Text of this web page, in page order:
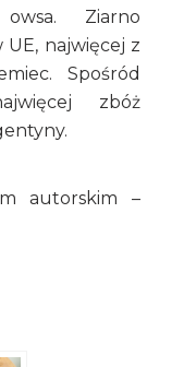
Ziarno
UE, najwięcej z
Spośród
zbóż
autorskim –